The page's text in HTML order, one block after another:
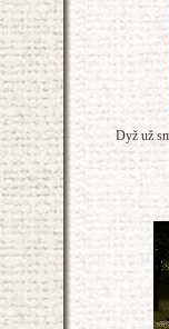
Dyž už